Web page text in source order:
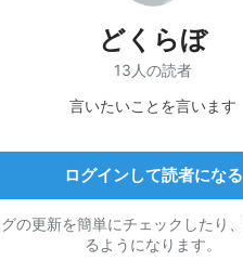
どくらぼ
13人の読者
言いたいことを言います
ログインして読者になる
の更新を簡単にチェックしたり
るようになります。